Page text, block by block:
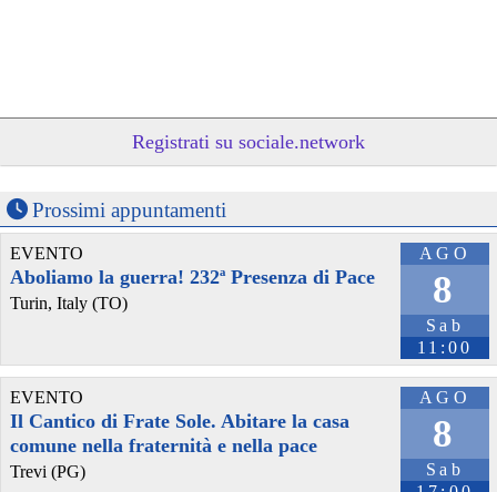
Registrati su sociale.network
Prossimi appuntamenti
AGO
8
Sab
11:00
EVENTO
Aboliamo la guerra! 232ª Presenza di Pace
Turin, Italy (TO)
AGO
8
Sab
EVENTO
Il Cantico di Frate Sole. Abitare la casa
comune nella fraternità e nella pace
Trevi (PG)